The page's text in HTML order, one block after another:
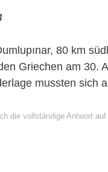
80 km
Griechen am 30.
mussten sich
die vollständige Antwort